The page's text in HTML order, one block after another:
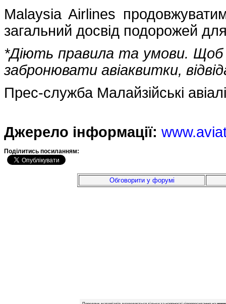
Malaysia Airlines
загальний досвід подорожей для
*Діють правила та умови.
забронювати авіаквитки,
Прес-служба Малайзійські
Джерело інформації:
Подiлитись посиланням:
Обговорити у форумі